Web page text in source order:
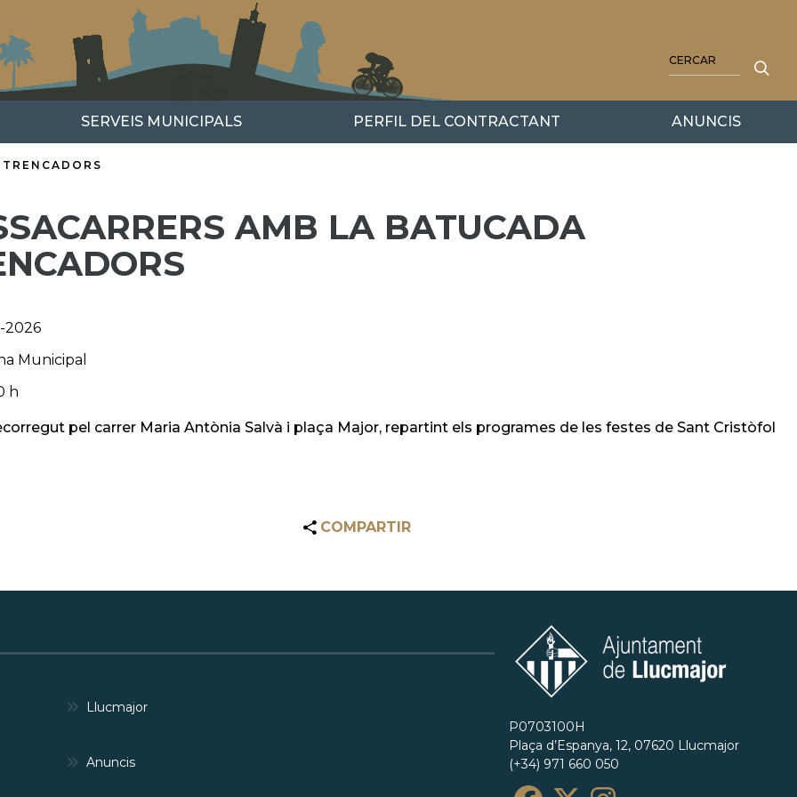
SERVEIS MUNICIPALS PERFIL DEL CONTRACTANT ANUNCIS
AMB LA BATUCADA
2026
Municipal
h
pel carrer Maria Antònia Salvà i plaça Major, repartint els programes de les festes de Sant Cristòfol
COMPARTIR
Llucmajor
Anuncis
P0703100H
Plaça d’Espanya, 12, 07620 Llucmajor
(+34) 971 660 050